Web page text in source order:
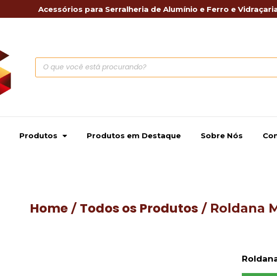
Acessórios para Serralheria de Alumínio e Ferro e
Produtos Produtos em Destaque Sobre Nós
Home / Todos os Produtos / Roldana